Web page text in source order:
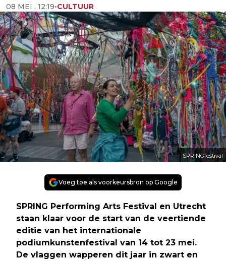
08 MEI , 12:19•CULTUUR
SPRINGfestival
Voeg toe als voorkeursbron op Google
SPRING Performing Arts Festival en Utrecht
staan klaar voor de start van de veertiende
editie van het internationale
podiumkunstenfestival van 14 tot 23 mei.
De vlaggen wapperen dit jaar in zwart en